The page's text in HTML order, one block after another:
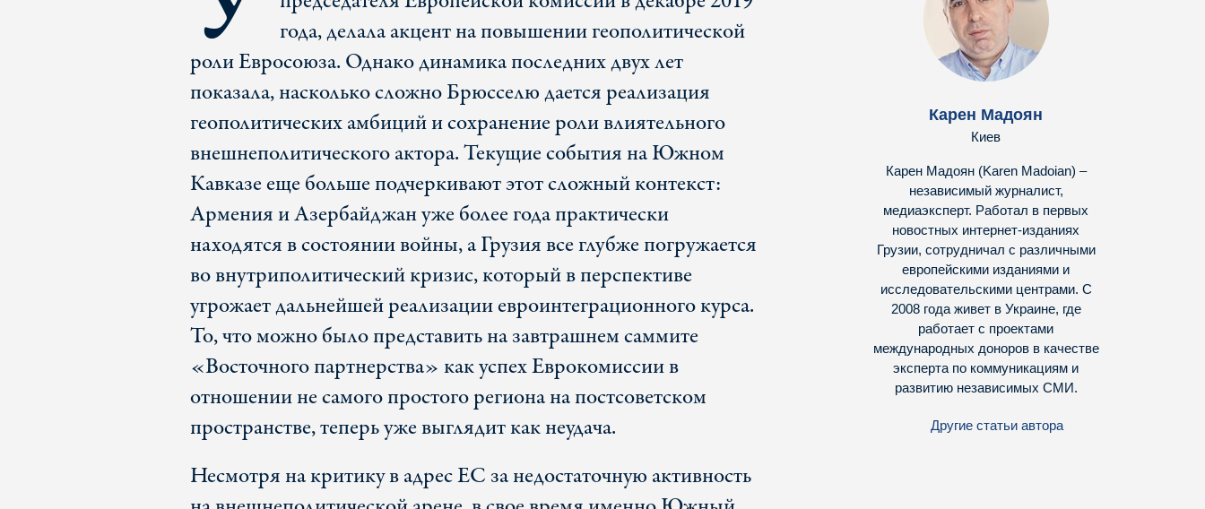
года, делала акцент на повышении геополитической
роли Евросоюза. Однако динамика последних двух лет
показала, насколько сложно Брюсселю дается реализация
геополитических амбиций и сохранение роли влиятельного
внешнеполитического актора. Текущие события на Южном
Кавказе еще больше подчеркивают этот сложный контекст:
Армения и Азербайджан уже более года практически
находятся в состоянии войны, а Грузия все глубже погружается
во внутриполитический кризис, который в перспективе
угрожает дальнейшей реализации евроинтеграционного курса.
То, что можно было представить на завтрашнем саммите
«Восточного партнерства» как успех Еврокомиссии в
отношении не самого простого региона на постсоветском
пространстве, теперь уже выглядит как неудача.
Несмотря на критику в адрес ЕС за недостаточную активность
Карен Мадоян
Киев
Карен Мадоян (Karen Madoian) –
независимый журналист,
медиаэксперт. Работал в первых
новостных интернет-изданиях
Грузии, сотрудничал с различными
европейскими изданиями и
исследовательскими центрами. С
2008 года живет в Украине, где
работает с проектами
международных доноров в качестве
эксперта по коммуникациям и
развитию независимых СМИ.
Другие статьи автора